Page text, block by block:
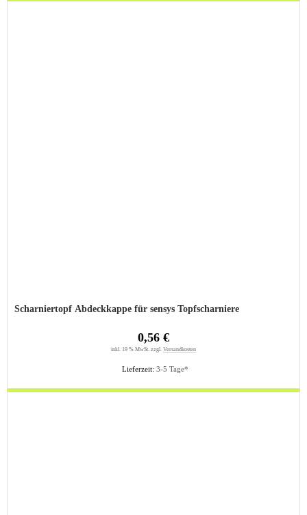
Scharniertopf Abdeckkappe für sensys Topfscharniere
Lieferzeit: 3-5 Tage*
0,56 €
inkl. 19 % MwSt. zzgl. Versandkosten